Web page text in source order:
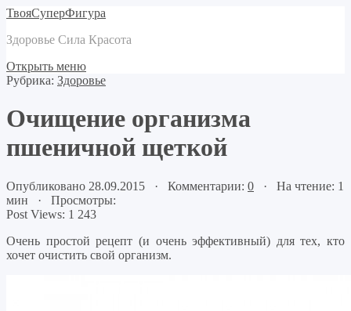
ТвояСуперФигура
Здоровье Сила Красота
Открыть меню
Рубрика: Здоровье
Очищение организма
пшеничной щеткой
Опубликовано 28.09.2015 · Комментарии: 0 · На чтение: 1
мин · Просмотры:
Post Views: 1 243
Очень простой рецепт (и очень эффективный) для тех, кто
хочет очистить свой организм.